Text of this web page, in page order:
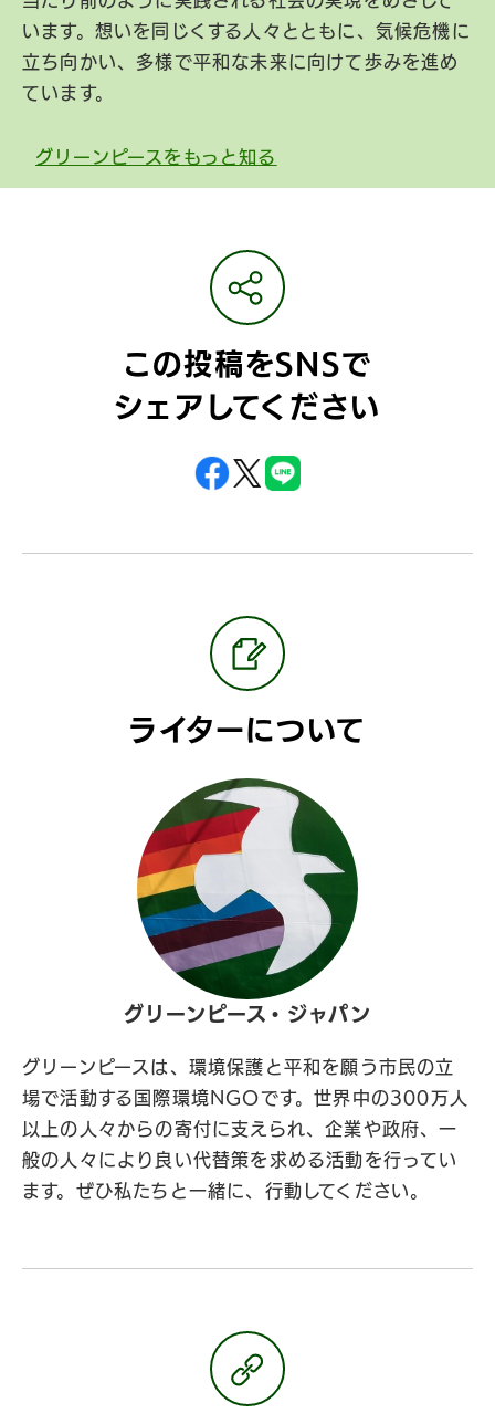
います。想いを同じくする人々とともに、気候危機に
立ち向かい、多様で平和な未来に向けて歩みを進め
ています。
グリーンピースをもっと知る
この投稿をSNSで
シェアしてください
ライターについて
グリーンピース・ジャパン
グリーンピースは、環境保護と平和を願う市民の立
場で活動する国際環境NGOです。世界中の300万人
以上の人々からの寄付に支えられ、企業や政府、一
般の人々により良い代替策を求める活動を行ってい
ます。ぜひ私たちと一緒に、行動してください。